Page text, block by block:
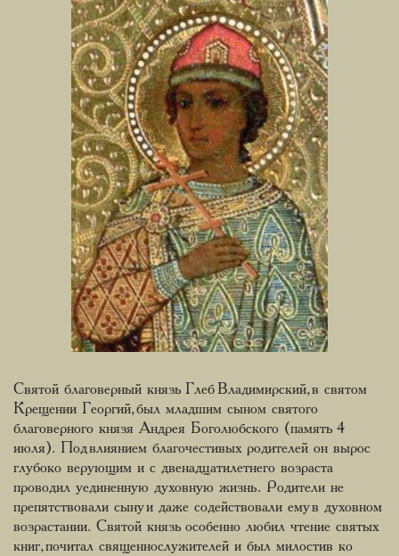
Святой благоверный князь Глеб Владимирский, в святом
Крещении Георгий, был младшим сыном святого
благоверного князя Андрея Боголюбского (память 4
июля). Под влиянием благочестивых родителей он вырос
глубоко верующим и с двенадцатилетнего возраста
проводил уединенную духовную жизнь. Родители не
препятствовали сыну и даже содействовали ему в духовном
возрастании. Святой князь особенно любил чтение святых
книг, почитал священнослужителей и был милостив ко